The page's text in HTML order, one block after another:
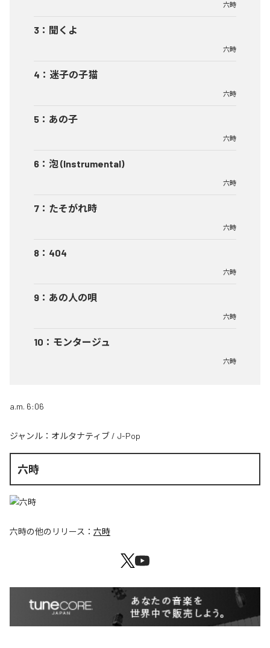
六時
3 ： 聞くよ
六時
4 ： 迷子の子猫
六時
5 ： あの子
六時
6 ： 泡 (Instrumental)
六時
7 ： たそがれ時
六時
8 ： 404
六時
9 ： あの人の唄
六時
10 ： モンタージュ
六時
a.m. 6:06
ジャンル： オルタナティブ / J-Pop
六時
六時の他のリリース： 六時